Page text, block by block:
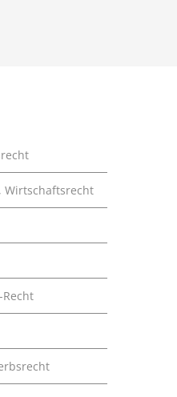
Wirtschaftsrecht